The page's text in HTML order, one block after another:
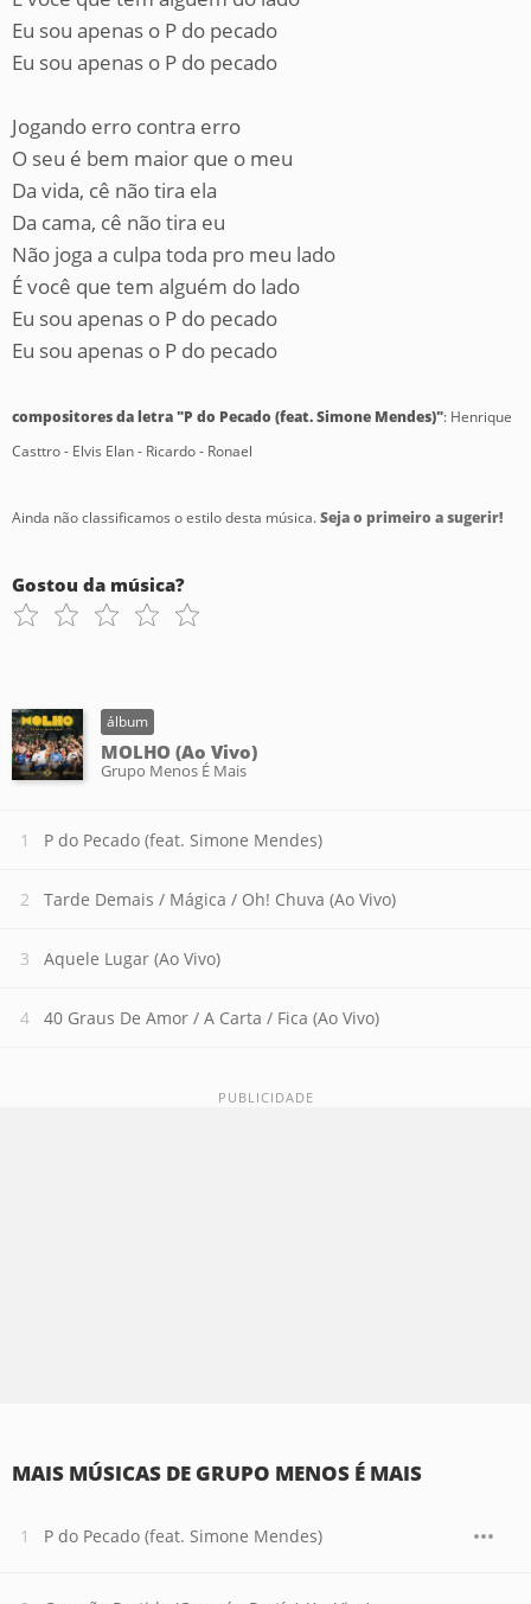
Eu sou apenas o P do pecado
Eu sou apenas o P do pecado
Jogando erro contra erro
O seu é bem maior que o meu
Da vida, cê não tira ela
Da cama, cê não tira eu
Não joga a culpa toda pro meu lado
É você que tem alguém do lado
Eu sou apenas o P do pecado
Eu sou apenas o P do pecado
compositores da letra "P do Pecado (feat. Simone Mendes)": Henrique
Casttro - Elvis Elan - Ricardo - Ronael
Ainda não classificamos o estilo desta música.Seja o primeiro a sugerir!
Gostou da música?
álbum
MOLHO (Ao Vivo)
Grupo Menos É Mais
P do Pecado (feat. Simone Mendes)
Tarde Demais / Mágica / Oh! Chuva (Ao Vivo)
Aquele Lugar (Ao Vivo)
40 Graus De Amor / A Carta / Fica (Ao Vivo)
MAIS MÚSICAS DE GRUPO MENOS É MAIS
P do Pecado (feat. Simone Mendes)